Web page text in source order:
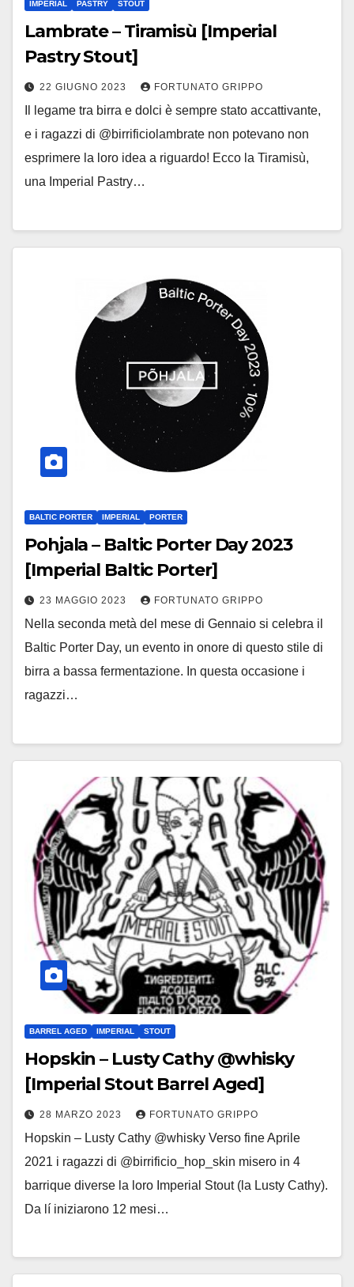
IMPERIAL PASTRY STOUT
Lambrate – Tiramisù [Imperial
Pastry Stout]
22 GIUGNO 2023 FORTUNATO GRIPPO
Il legame tra birra e dolci è sempre stato accattivante,
e i ragazzi di @birrificiolambrate non potevano non
esprimere la loro idea a riguardo! Ecco la Tiramisù,
una Imperial Pastry…
BALTIC PORTER IMPERIAL PORTER
Pohjala – Baltic Porter Day 2023
[Imperial Baltic Porter]
23 MAGGIO 2023 FORTUNATO GRIPPO
Nella seconda metà del mese di Gennaio si celebra il
Baltic Porter Day, un evento in onore di questo stile di
birra a bassa fermentazione. In questa occasione i
ragazzi…
BARREL AGED IMPERIAL STOUT
Hopskin – Lusty Cathy @whisky
[Imperial Stout Barrel Aged]
28 MARZO 2023 FORTUNATO GRIPPO
Hopskin – Lusty Cathy @whisky Verso fine Aprile
2021 i ragazzi di @birrificio_hop_skin misero in 4
barrique diverse la loro Imperial Stout (la Lusty Cathy).
Da lí iniziarono 12 mesi…